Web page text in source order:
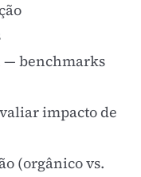
— benchmarks
impacto de
(orgânico vs.